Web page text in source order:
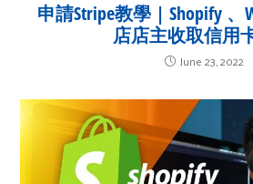
申請Stripe教學 | Shopify 、
店店主收取信用
June 23, 2022